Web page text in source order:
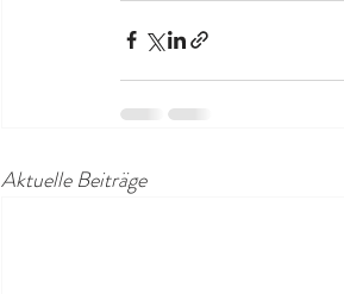
Aktuelle Beiträge